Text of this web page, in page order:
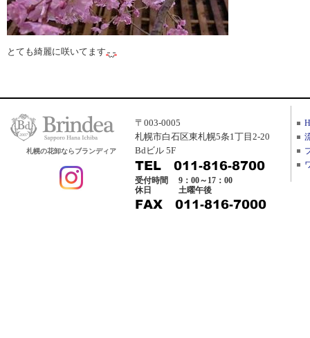
とても綺麗に咲いてます
札幌の花卸ならブランディア
〒003-0005
札幌市白石区東札幌5条1丁目2-20
Bdビル 5F
受付時間
9：00～17：00
休日
土曜午後